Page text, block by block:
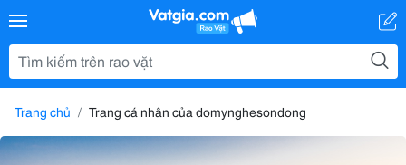
Trang chủ Trang cá nhân của domynghesondong